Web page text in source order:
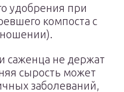
удобрения при
компоста с
саженца не держат
сырость может
заболеваний,